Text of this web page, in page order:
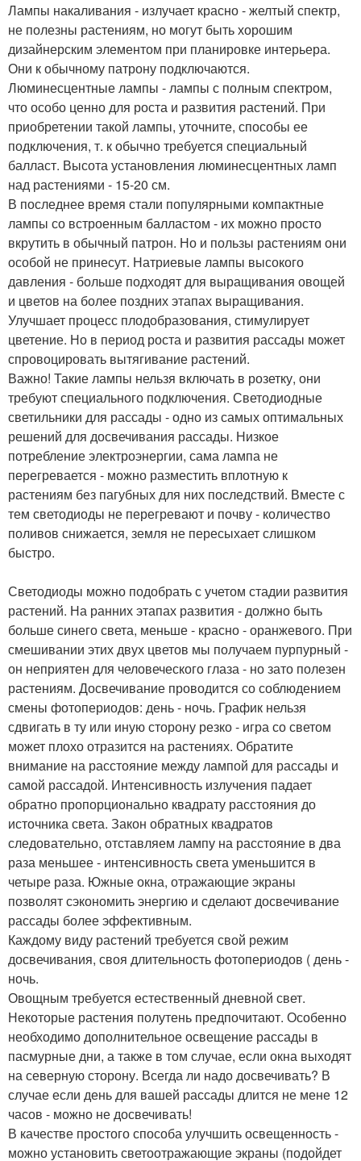
Лампы накаливания - излучает красно - желтый спектр,
не полезны растениям, но могут быть хорошим
дизайнерским элементом при планировке интерьера.
Они к обычному патрону подключаются.
Люминесцентные лампы - лампы с полным спектром,
что особо ценно для роста и развития растений. При
приобретении такой лампы, уточните, способы ее
подключения, т. к обычно требуется специальный
балласт. Высота установления люминесцентных ламп
над растениями - 15-20 см.
В последнее время стали популярными компактные
лампы со встроенным балластом - их можно просто
вкрутить в обычный патрон. Но и пользы растениям они
особой не принесут. Натриевые лампы высокого
давления - больше подходят для выращивания овощей
и цветов на более поздних этапах выращивания.
Улучшает процесс плодобразования, стимулирует
цветение. Но в период роста и развития рассады может
спровоцировать вытягивание растений.
Важно! Такие лампы нельзя включать в розетку, они
требуют специального подключения. Светодиодные
светильники для рассады - одно из самых оптимальных
решений для досвечивания рассады. Низкое
потребление электроэнергии, сама лампа не
перегревается - можно разместить вплотную к
растениям без пагубных для них последствий. Вместе с
тем светодиоды не перегревают и почву - количество
поливов снижается, земля не пересыхает слишком
быстро.
Светодиоды можно подобрать с учетом стадии развития
растений. На ранних этапах развития - должно быть
больше синего света, меньше - красно - оранжевого. При
смешивании этих двух цветов мы получаем пурпурный -
он неприятен для человеческого глаза - но зато полезен
растениям. Досвечивание проводится со соблюдением
смены фотопериодов: день - ночь. График нельзя
сдвигать в ту или иную сторону резко - игра со светом
может плохо отразится на растениях. Обратите
внимание на расстояние между лампой для рассады и
самой рассадой. Интенсивность излучения падает
обратно пропорционально квадрату расстояния до
источника света. Закон обратных квадратов
следовательно, отставляем лампу на расстояние в два
раза меньшее - интенсивность света уменьшится в
четыре раза. Южные окна, отражающие экраны
позволят сэкономить энергию и сделают досвечивание
рассады более эффективным.
Каждому виду растений требуется свой режим
досвечивания, своя длительность фотопериодов ( день -
ночь.
Овощным требуется естественный дневной свет.
Некоторые растения полутень предпочитают. Особенно
необходимо дополнительное освещение рассады в
пасмурные дни, а также в том случае, если окна выходят
на северную сторону. Всегда ли надо досвечивать? В
случае если день для вашей рассады длится не мене 12
часов - можно не досвечивать!
В качестве простого способа улучшить освещенность -
можно установить светоотражающие экраны (подойдет